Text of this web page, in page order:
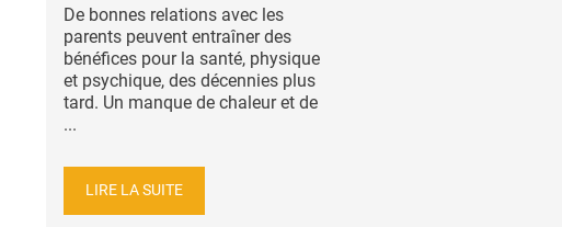
De bonnes relations avec les
parents peuvent entraîner des
bénéfices pour la santé, physique
et psychique, des décennies plus
tard. Un manque de chaleur et de
...
LIRE LA SUITE